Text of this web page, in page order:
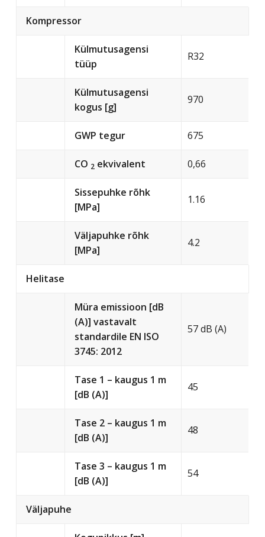
Kompressor
Külmutusagensi
tüüp
R32
Külmutusagensi
kogus [g]
970
GWP tegur 675
CO 2 ekvivalent 0,66
Sissepuhke rõhk
[MPa]
1.16
Väljapuhke rõhk
[MPa]
4.2
Helitase
Müra emissioon [dB
(A)] vastavalt
standardile EN ISO
3745: 2012
57 dB (A)
Tase 1 – kaugus 1 m
[dB (A)]
45
Tase 2 – kaugus 1 m
[dB (A)]
48
Tase 3 – kaugus 1 m
[dB (A)]
54
Väljapuhe